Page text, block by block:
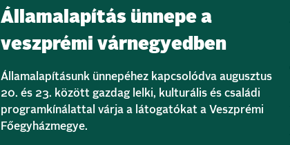
Államalapítás ünnepe a
veszprémi várnegyedben
Államalapításunk ünnepéhez kapcsolódva augusztus
20. és 23. között gazdag lelki, kulturális és családi
programkínálattal várja a látogatókat a Veszprémi
Főegyházmegye.